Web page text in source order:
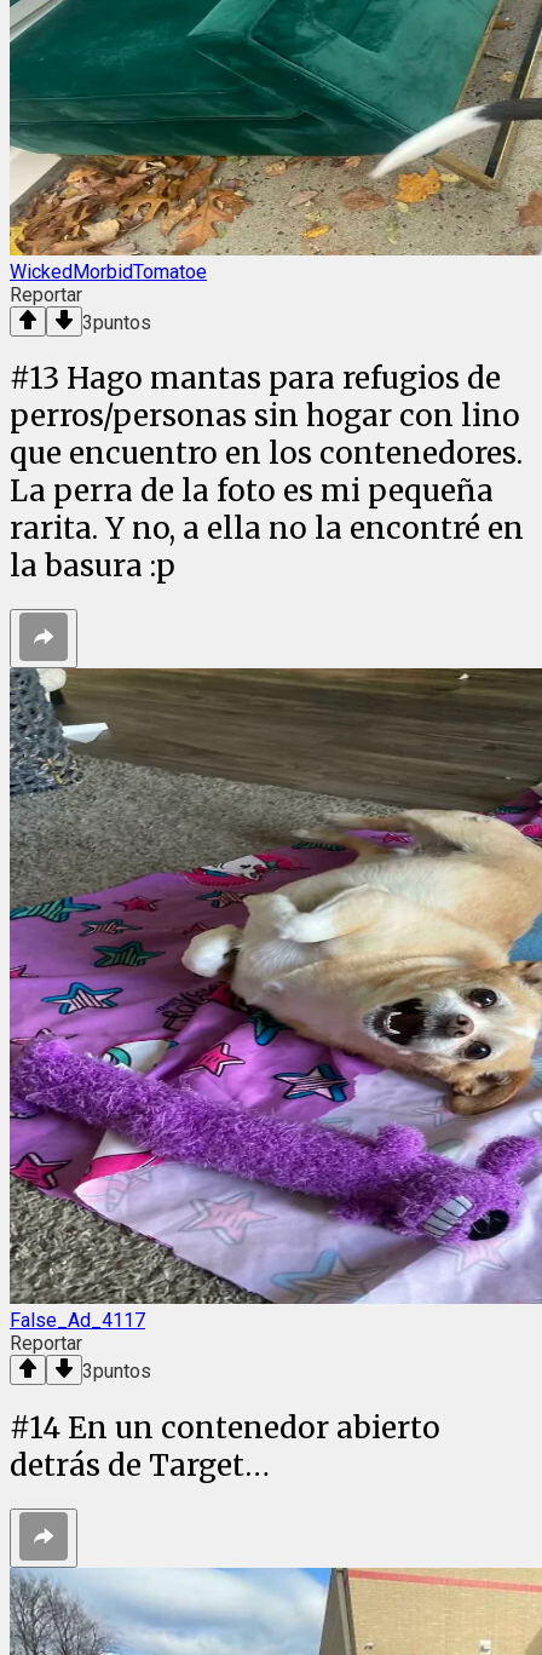
WickedMorbidTomatoe
Reportar
3puntos
#13 Hago mantas para refugios de
perros/personas sin hogar con lino
que encuentro en los contenedores.
La perra de la foto es mi pequeña
rarita. Y no, a ella no la encontré en
la basura :p
False_Ad_4117
Reportar
3puntos
#14 En un contenedor abierto
detrás de Target…